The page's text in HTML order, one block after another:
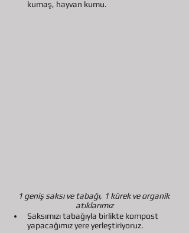
kumaş, hayvan kumu.
1 geniş saksı ve tabağı, 1 kürek ve organik
atıklarımız
Saksımızı tabağıyla birlikte kompost
yapacağımız yere yerleştiriyoruz.